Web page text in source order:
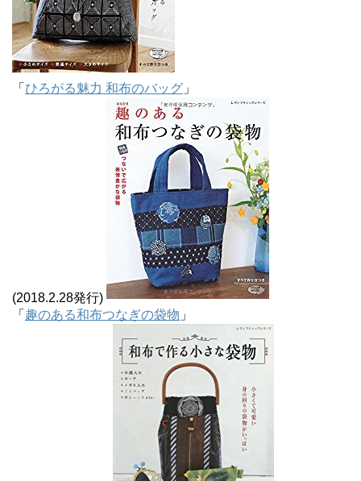
「 ひろがる魅力 和布のバッグ 」
(2018.2.28発行)
「 趣のある和布つなぎの袋物 」